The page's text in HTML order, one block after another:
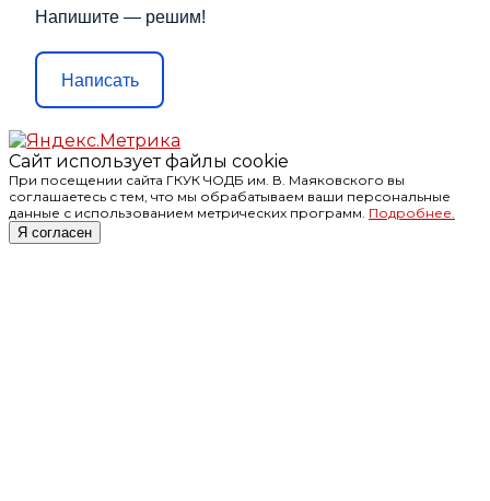
Напишите — решим!
Написать
Сайт использует файлы cookie
При посещении сайта ГКУК ЧОДБ им. В. Маяковского вы
соглашаетесь с тем, что мы обрабатываем ваши персональные
данные с использованием метрических программ. Подробнее.
Я согласен